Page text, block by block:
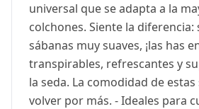
universal que se adapta a la
colchones. Siente la diferencia:
sábanas muy suaves, ¡las has
transpirables, refrescantes y
la seda. La comodidad de
volver por más. - Ideales para